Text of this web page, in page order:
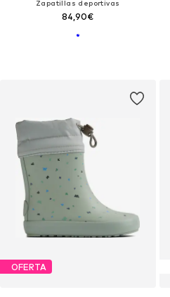
Zapatillas deportivas
84,90€
OFERTA